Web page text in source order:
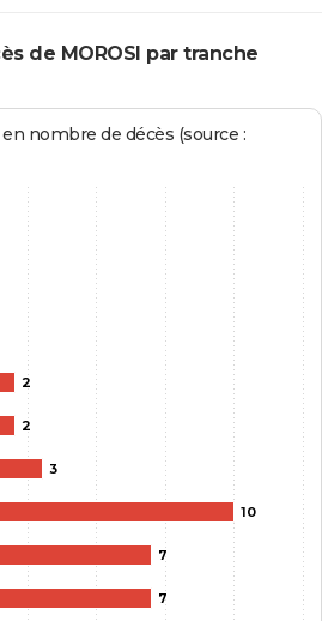
de MOROSI par tranche
nombre de décès (source :
2
2
3
10
7
7